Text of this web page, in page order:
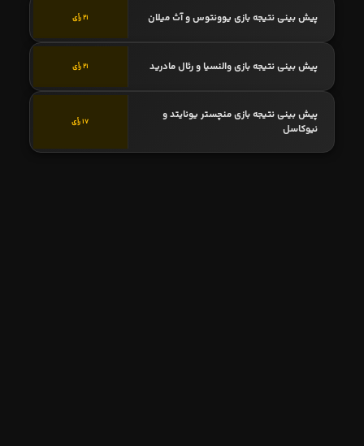
پیش بینی نتیجه بازی یوونتوس و آث میلان 21 رأی
پیش بینی نتیجه بازی والنسیا و رئال مادرید 21 رأی
پیش بینی نتیجه بازی منچستر یونایتد و
نیوکاسل
17 رأی